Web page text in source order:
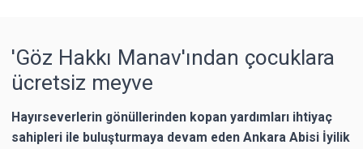
'Göz Hakkı Manav'ından çocuklara
ücretsiz meyve
Hayırseverlerin gönüllerinden kopan yardımları ihtiyaç
sahipleri ile buluşturmaya devam eden Ankara Abisi İyilik